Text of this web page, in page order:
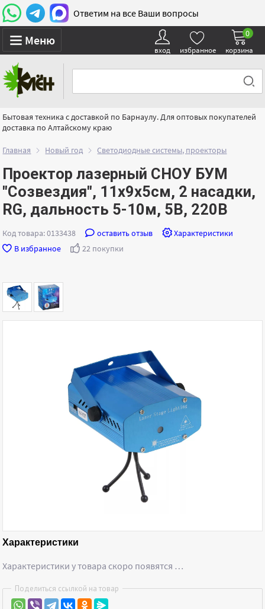
Ответим на все Ваши вопросы
Меню
вход избранное корзина
0
Бытовая техника с доставкой по Барнаулу. Для оптовых покупателей
доставка по Алтайскому краю
Главная Новый год Светодиодные системы, проекторы
Проектор лазерный СНОУ БУМ
"Созвездия", 11х9х5см, 2 насадки,
RG, дальность 5-10м, 5В, 220В
Код товара: 0133438 оставить отзыв
Характеристики
В избранное
22 покупки
Характеристики
Характеристики у товара скоро появятся …
Поделиться ссылкой на товар